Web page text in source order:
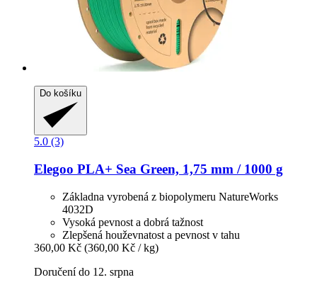
Do košíku
5.0 (3)
Elegoo PLA+ Sea Green, 1,75 mm / 1000 g
Základna vyrobená z biopolymeru NatureWorks
4032D
Vysoká pevnost a dobrá tažnost
Zlepšená houževnatost a pevnost v tahu
360,00 Kč (360,00 Kč / kg)
Doručení do 12. srpna